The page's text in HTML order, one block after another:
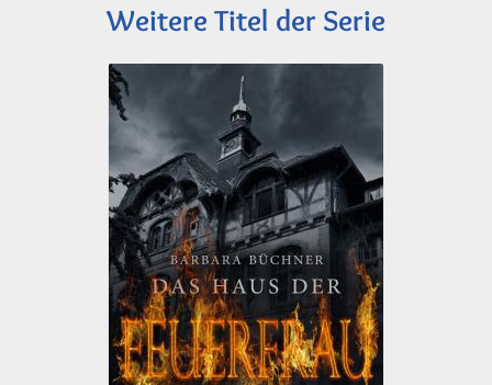
Weitere Titel der Serie